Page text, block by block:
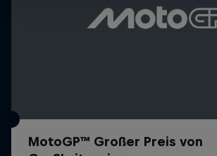
MotoGP™ Großer Preis von